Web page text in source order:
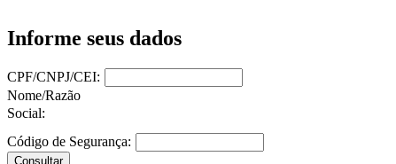
Informe seus dados
CPF/CNPJ/CEI:
Nome/Razão
Social:
Código de Segurança: